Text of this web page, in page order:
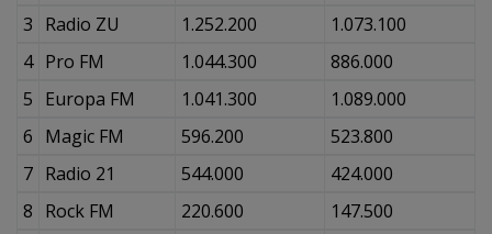
3 Radio ZU 1.252.200
1.073.100
4 Pro FM 1.044.300
886.000
5 Europa FM 1.041.300
1.089.000
6 Magic FM 596.200
523.800
7 Radio 21 544.000
424.000
8 Rock FM 220.600
147.500